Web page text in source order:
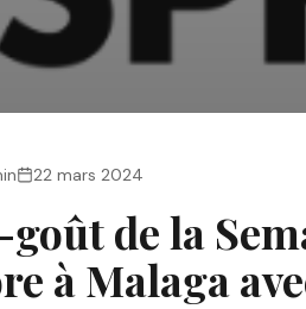
22 mars 2024
de la
à Malaga